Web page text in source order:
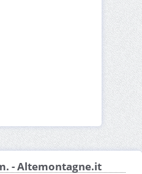
- Altemontagne.it